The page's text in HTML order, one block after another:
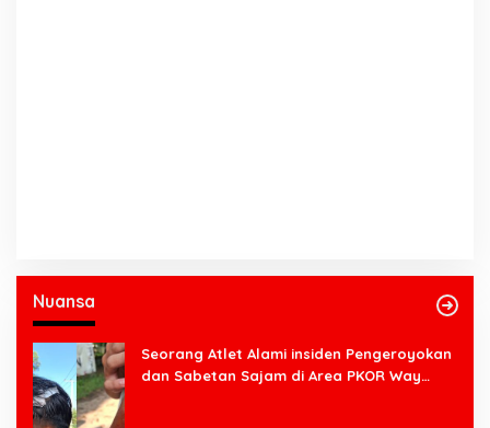
Nuansa
Seorang Atlet Alami insiden Pengeroyokan
dan Sabetan Sajam di Area PKOR Way